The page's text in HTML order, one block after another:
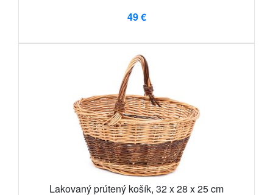
49 €
Lakovaný prútený košík, 32 x 28 x 25 cm